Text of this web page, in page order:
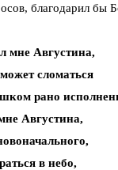
благодарил бы
мне Августина,
сломаться
рано
Августина,
в небо,